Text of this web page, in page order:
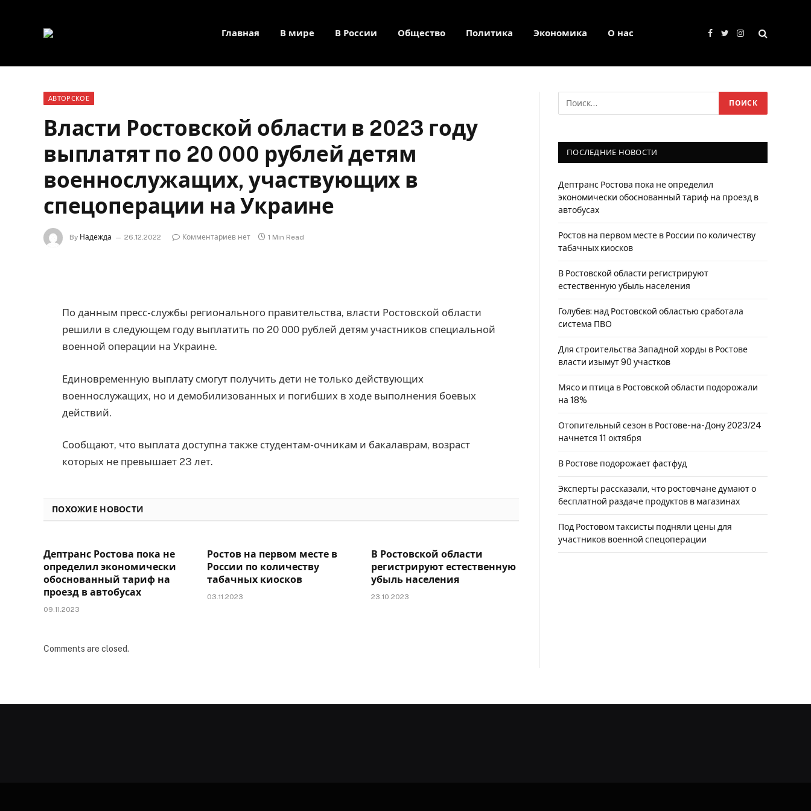
Главная В мире В России Общество Политика Экономика О нас
Facebook
TwitterInstagram
АВТОРСКОЕ
Власти Ростовской области в 2023 году
выплатят по 20 000 рублей детям
военнослужащих, участвующих в
спецоперации на Украине
By Надежда 26.12.2022 Комментариев нет 1 Min Read
По данным пресс-службы регионального правительства, власти Ростовской области
решили в следующем году выплатить по 20 000 рублей детям участников специальной
военной операции на Украине.
Единовременную выплату смогут получить дети не только действующих
военнослужащих, но и демобилизованных и погибших в ходе выполнения боевых
действий.
Сообщают, что выплата доступна также студентам-очникам и бакалаврам, возраст
которых не превышает 23 лет.
ПОХОЖИЕ НОВОСТИ
Дептранс Ростова пока не
определил экономически
обоснованный тариф на
проезд в автобусах
09.11.2023
Ростов на первом месте в
России по количеству
табачных киосков
03.11.2023
В Ростовской области
регистрируют естественную
убыль населения
23.10.2023
Comments are closed.
ПОСЛЕДНИЕ НОВОСТИ
Дептранс Ростова пока не определил
экономически обоснованный тариф на проезд в
автобусах
Ростов на первом месте в России по количеству
табачных киосков
В Ростовской области регистрируют
естественную убыль населения
Голубев: над Ростовской областью сработала
система ПВО
Для строительства Западной хорды в Ростове
власти изымут 90 участков
Мясо и птица в Ростовской области подорожали
на 18%
Отопительный сезон в Ростове-на-Дону 2023/24
начнется 11 октября
В Ростове подорожает фастфуд
Эксперты рассказали, что ростовчане думают о
бесплатной раздаче продуктов в магазинах
Под Ростовом таксисты подняли цены для
участников военной спецоперации